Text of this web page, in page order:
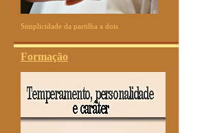
Simplicidade da partilha a dois
Formação